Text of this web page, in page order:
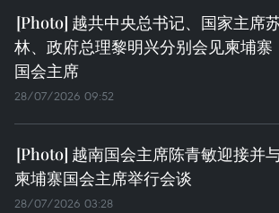
越共中央总书记、国家主席
林、政府总理黎明兴分别会见柬埔寨
国会主席
28/07/2026 09:52
越南国会主席陈青敏迎接并
柬埔寨国会主席举行会谈
28/07/2026 03:28